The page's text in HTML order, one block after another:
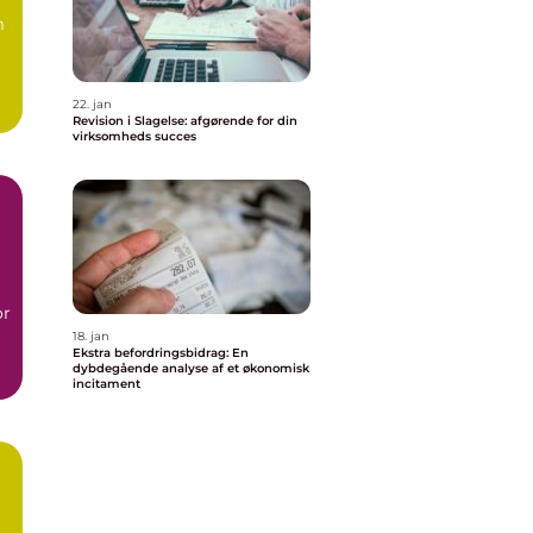
22. jan
Revision i Slagelse: afgørende for din
virksomheds succes
18. jan
Ekstra befordringsbidrag: En
dybdegående analyse af et økonomisk
incitament